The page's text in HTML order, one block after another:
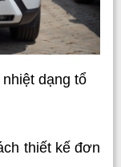
dạng tổ
thiết kế đơn